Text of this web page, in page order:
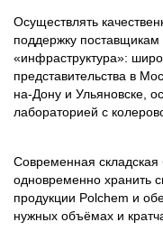
Осуществлять
поддержку поставщикам
«инфраструктура»:
представительства в
на-Дону и Ульяновске,
лабораторией с
Современная
одновременно хранить
продукции Polchem и
нужных объёмах и